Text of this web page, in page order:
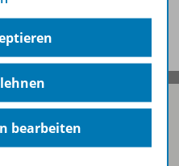
Service
bearbeiten